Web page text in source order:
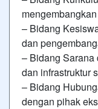
– Bidang
dan
– Bidang
dan infrastruktur
– Bidang
dengan pihak